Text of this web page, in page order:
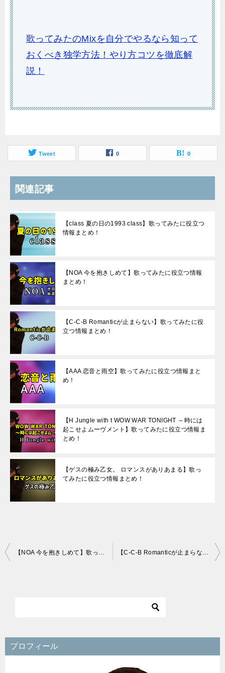
歌ってみたのMixを自分でやるなら知って
おくべき独学方法！やり方コツを徹底解
説！
Tweet 0 0
関連記事
【class 夏の日の1993 class】歌ってみたに役立つ
情報まとめ！
【NOA 今を抱きしめて】歌ってみたに役立つ情報
まとめ！
【C-C-B Romanticが止まらない】歌ってみたに役
立つ情報まとめ！
【AAA 恋音と雨空】歌ってみたに役立つ情報まと
め！
【H Jungle with t WOW WAR TONIGHT ～時には
起こせよムーヴメント】歌ってみたに役立つ情報ま
とめ！
【ゲスの極み乙女。 ロマンスがありあまる】歌っ
てみたに役立つ情報まとめ！
投
シ
【NOA 今を抱きしめて】歌ってみたに役立つ情報まとめ！ 【C-C-B Romanticが止まらない】歌ってみたに役立つ情報まとめ！
プロフィール